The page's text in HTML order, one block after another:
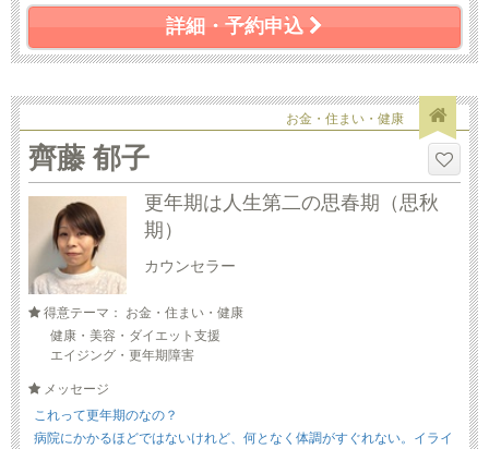
詳細・予約申込
お金・住まい・健康
齊藤 郁子
更年期は人生第二の思春期（思秋
期）
カウンセラー
得意テーマ： お金・住まい・健康
健康・美容・ダイエット支援
エイジング・更年期障害
メッセージ
これって更年期のなの？
病院にかかるほどではないけれど、何となく体調がすぐれない。イライ